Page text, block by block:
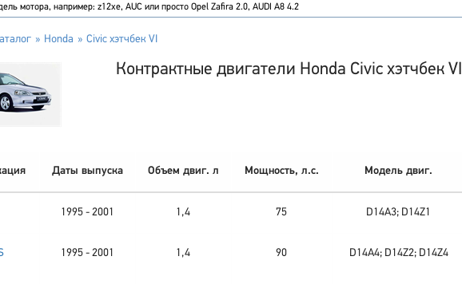
Honda Civic хэтчбек VI
Контрактные двигатели Honda Civic хэтчбек VI
Даты выпуска Объем двиг. л Мощность, л.с. Модель двиг.
1995 - 2001 1,4 75 D14A3; D14Z1
1995 - 2001 1,4 90 D14A4; D14Z2; D14Z4